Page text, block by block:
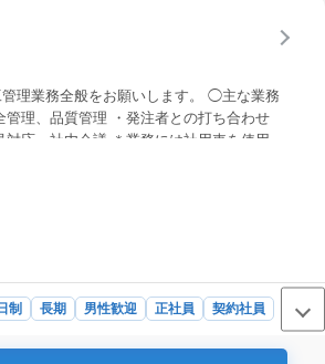
理業務全般をお願いします。 ◯主な業務
理、品質管理 ・発注者との打ち合わせ
応、社内会議 ＊業務には社用車を使用し
職場です。 ※完全週休2日制 ※資格手当あ
業です。 今までの経験を活かして頂ける
制 長期 男性歓迎 正社員
契約社員